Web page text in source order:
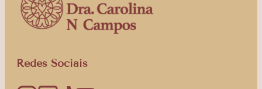
Redes Sociais